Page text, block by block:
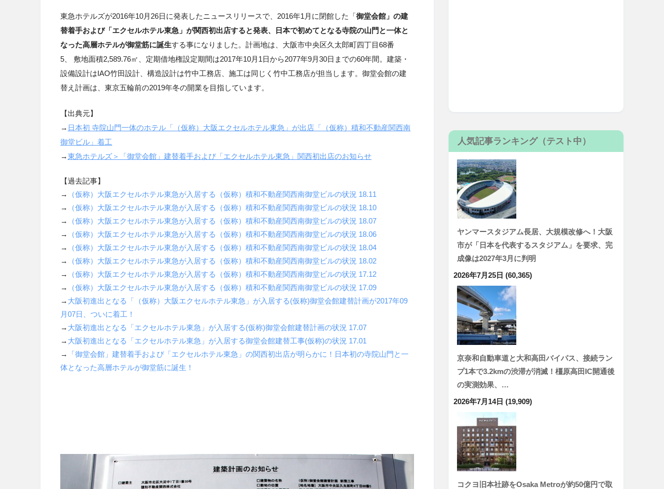
東急ホテルズが2016年10月26日に発表したニュースリリースで、 2016年1月に閉館した 「御堂会館」の建
替着手および「エクセルホテル東急」が関西初出店すると発表、日本で初めてとなる寺院の山門と一体と
なった高層ホテルが御堂筋に誕生する事になりました。計画地は、大阪市中央区久太郎町四丁目68番
5、 敷地面積2,589.76㎡、定期借地権設定期間は2017年10月1日から2077年9月30日までの60年間。建築・
設備設計はIAO竹田設計、構造設計は竹中工務店、施工は同じく竹中工務店が担当します。御堂会館の建
替え計画は、東京五輪前の2019年冬の開業を目指しています。
【出典元】
→ 日本初 寺院山門一体のホテル「（仮称）大阪エクセルホテル東急」が出店「（仮称）積和不動産関西南
御堂ビル」着工
→東急ホテルズ＞「御堂会館」建替着手および「エクセルホテル東急」関西初出店のお知らせ
【過去記事】
→
（仮称）大阪エクセルホテル東急が入居する（仮称）積和不動産関西南御堂ビルの状況 18.11
→
（仮称）大阪エクセルホテル東急が入居する（仮称）積和不動産関西南御堂ビルの状況 18.10
→
（仮称）大阪エクセルホテル東急が入居する（仮称）積和不動産関西南御堂ビルの状況 18.07
→
（仮称）大阪エクセルホテル東急が入居する（仮称）積和不動産関西南御堂ビルの状況 18.06
→
（仮称）大阪エクセルホテル東急が入居する（仮称）積和不動産関西南御堂ビルの状況 18.04
→
（仮称）大阪エクセルホテル東急が入居する（仮称）積和不動産関西南御堂ビルの状況 18.02
→
（仮称）大阪エクセルホテル東急が入居する（仮称）積和不動産関西南御堂ビルの状況 17.12
→
（仮称）大阪エクセルホテル東急が入居する（仮称）積和不動産関西南御堂ビルの状況 17.09
→ 大阪初進出となる「（仮称）大阪エクセルホテル東急」が入居する(仮称)御堂会館建替計画が2017年09
月07日、ついに着工！
→ 大阪初進出となる「エクセルホテル東急」が入居する(仮称)御堂会館建替計画の状況 17.07
→ 大阪初進出となる「エクセルホテル東急」が入居する御堂会館建替工事(仮称)の状況 17.01
→
「御堂会館」建替着手および「エクセルホテル東急」の関西初出店が明らかに！日本初の寺院山門と一
体となった高層ホテルが御堂筋に誕生！
人気記事ランキング（テスト中）
ヤンマースタジアム長居、大規模改修へ！大阪
市が「日本を代表するスタジアム」を要求、完
成像は2027年3月に判明
2026年7月25日 (60,365)
京奈和自動車道と大和高田バイパス、接続ラン
プ1本で3.2kmの渋滞が消滅！橿原高田IC開通後
の実測効果、…
2026年7月14日 (19,909)
コクヨ旧本社跡をOsaka Metroが約50億円で取